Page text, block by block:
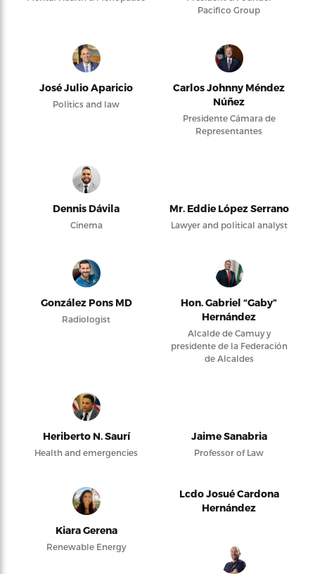
Pacifico Group
José Julio Aparicio
Politics and law
Carlos Johnny Méndez
Núñez
Presidente Cámara de
Representantes
Dennis Dávila
Cinema
Mr. Eddie López Serrano
Lawyer and political analyst
González Pons MD
Radiologist
Hon. Gabriel “Gaby”
Hernández
Alcalde de Camuy y
presidente de la Federación
de Alcaldes
Heriberto N. Saurí
Health and emergencies
Jaime Sanabria
Professor of Law
Kiara Gerena
Renewable Energy
Lcdo Josué Cardona
Hernández